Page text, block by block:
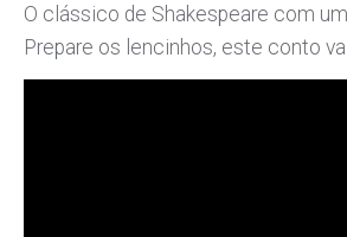
O clássico de Shakespeare com
Prepare os lencinhos, este conto